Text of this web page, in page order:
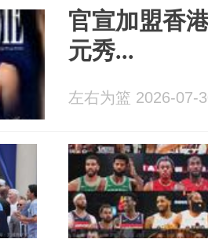
官宣加盟香
元秀...
左右为篮 2026-07-